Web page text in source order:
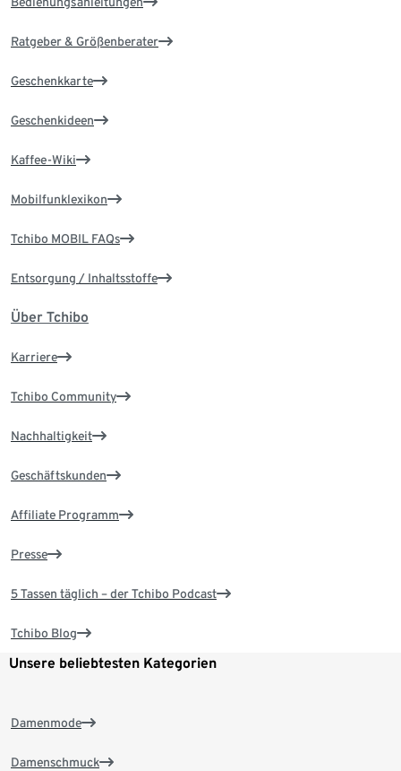
Ratgeber & Größenberater
Geschenkkarte
Geschenkideen
Kaffee-Wiki
Mobilfunklexikon
Tchibo MOBIL FAQs
Entsorgung / Inhaltsstoffe
Über Tchibo
Karriere
Tchibo Community
Nachhaltigkeit
Geschäftskunden
Affiliate Programm
Presse
5 Tassen täglich – der Tchibo Podcast
Tchibo Blog
Unsere beliebtesten Kategorien
Damenmode
Damenschmuck